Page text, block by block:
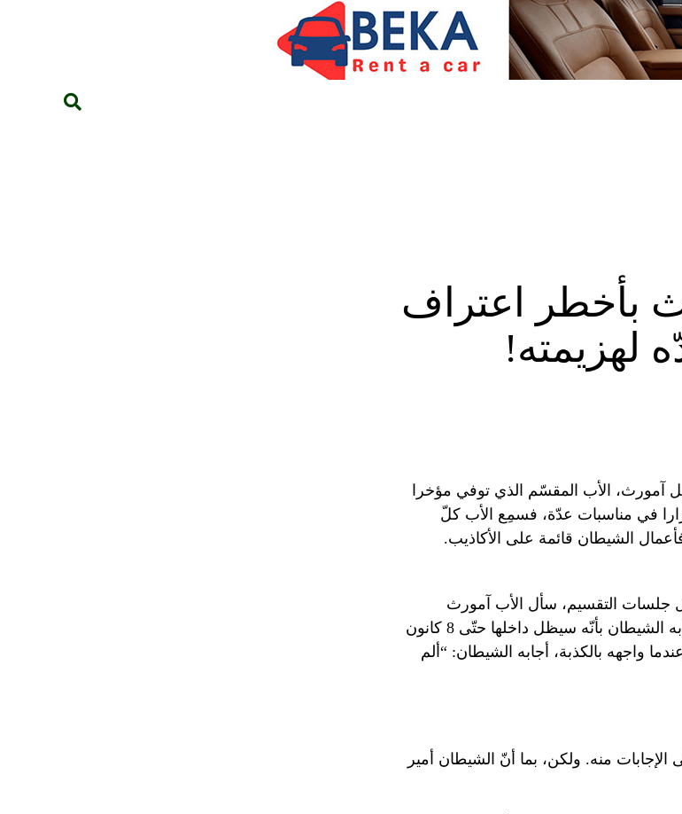
بأخطر اعتراف
لهزيمته!
آمورث، الأب المقسّم الذي توفي مؤخرا
مرارا في مناسبات عدّة، فسمِع الأب كلّ
الشيطان قائمة على الأكاذيب.
جلسات التقسيم، سأل الأب آمورث
الشيطان متى سيخرج من جسد الفتاة التي سكن فيها. فأجابه الشيطان بأنّه سيظل داخلها حتّى 8 كانون
واجهه بالكذبة، أجابه الشيطان: “ألم
منه. ولكن، بما أنّ الشيطان أمير